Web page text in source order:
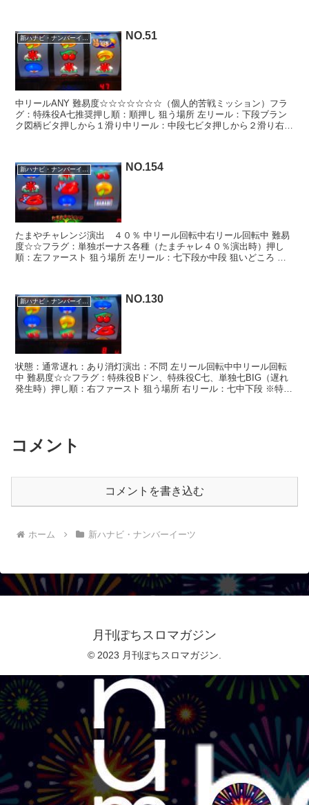
NO.51
中リールANY 難易度☆☆☆☆☆☆☆（個人的苦戦ミッション）フラ
グ：特殊役A七推奨押し順：順押し 狙う場所 左リール：下段ブラン
ク図柄ビタ押しから１滑り中リール：中段七ビタ押しから２滑り右リ
新ハナビ・ナンバーイーツ NO.154
たまやチャレンジ演出 ４０％ 中リール回転中右リール回転中 難易
度☆☆フラグ：単独ボーナス各種（たまチャレ４０％演出時）押し
順：左ファースト 狙う場所 左リール：七下段か中段 狙いどころ た
NO.130
状態：通常遅れ：あり消灯演出：不問 左リール回転中中リール回転
中 難易度☆☆フラグ：特殊役Bドン、特殊役C七、単独七BIG（遅れ
発生時）押し順：右ファースト 狙う場所 右リール：七中下段 ※特殊
コメント
コメントを書き込む
ホーム 新ハナビ・ナンバーイーツ
月刊ぽちスロマガジン
© 2023 月刊ぽちスロマガジン.